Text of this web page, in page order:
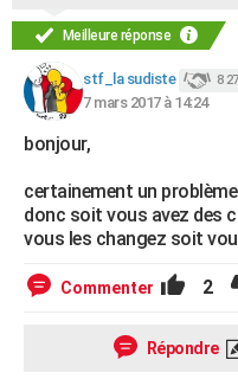
FORUM
Bricolage
Lifestyle
Culture
Sport
Auto
Television
Voyage
Cinema
Meilleure réponse
stf_la sudiste 8
7 mars 2017 à 14:24
bonjour,
certainement un
donc soit vous avez des
vous les changez soit
Commenter 2
Répondre